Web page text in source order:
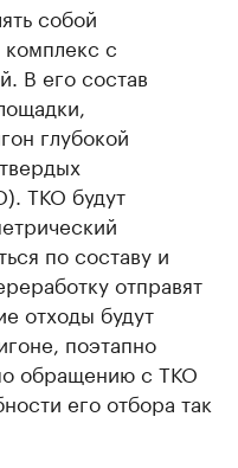
собой
с
В его состав
глубокой
ТКО будут
по составу и
отправят
отходы будут
поэтапно
обращению с ТКО
его отбора так